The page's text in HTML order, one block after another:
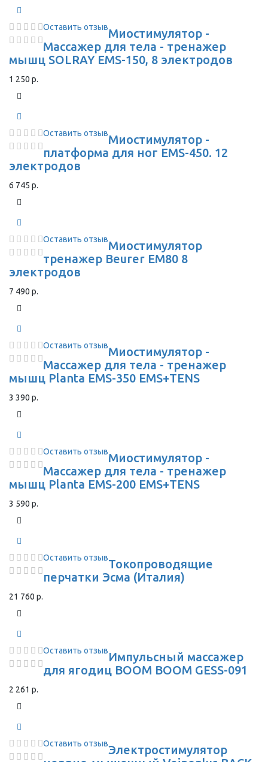
Оставить отзывМиостимулятор -
Массажер для тела - тренажер
мышц SOLRAY EMS-150, 8 электродов
1 250 р.
Оставить отзывМиостимулятор -
платформа для ног EMS-450. 12
электродов
6 745 р.
Оставить отзывМиостимулятор
тренажер Beurer EM80 8
электродов
7 490 р.
Оставить отзывМиостимулятор -
Массажер для тела - тренажер
мышц Planta EMS-350 EMS+TENS
3 390 р.
Оставить отзывМиостимулятор -
Массажер для тела - тренажер
мышц Planta EMS-200 EMS+TENS
3 590 р.
Оставить отзывТокопроводящие
перчатки Эсма (Италия)
21 760 р.
Оставить отзывИмпульсный массажер
для ягодиц BOOM BOOM GESS-091
2 261 р.
Оставить отзывЭлектростимулятор